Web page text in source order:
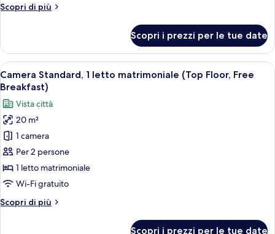
singoli
Scopri di più
Altri
Standard,
letti
singoli
Breakfast)
Scopri i prezzi per le tue date
Apri
tutte
le
foto
per
Camera
Standard,
1
letto
(Top
Una camera d'albergo moderna
10
Camera Standard, 1 letto matrimoniale (Top Floor, Free
Breakfast)
Vista città
20 m²
1 camera
Per 2 persone
1 letto matrimoniale
Wi-Fi gratuito
Scopri di più
Altri
Scopri i prezzi per le tue date